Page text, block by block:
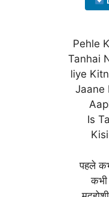
Pehle
Tanhai
liye
Jaane
Is
पहले
कभी